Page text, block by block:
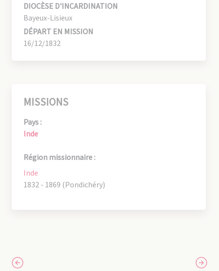
DIOCÈSE D'INCARDINATION
Bayeux-Lisieux
DÉPART EN MISSION
16/12/1832
MISSIONS
Pays :
Inde
Région missionnaire :
Inde
1832 - 1869 (Pondichéry)